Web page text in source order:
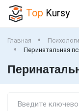
Top Kursy
Главная
Перинатальная